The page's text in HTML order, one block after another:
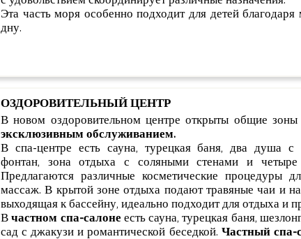
Эта часть моря особенно подходит для детей
дну.
ОЗДОРОВИТЕЛЬНЫЙ ЦЕНТР
В новом оздоровительном центре открыты общие
эксклюзивным обслуживанием.
В спа-центре есть сауна, турецкая баня, два душа с
фонтан, зона отдыха с соляными стенами и четыре
Предлагаются различные косметические процедуры
массаж. В крытой зоне отдыха подают травяные чаи и
выходящая к бассейну, идеально подходит для отдыха и
Вчастном спа-салоне есть сауна, турецкая баня,
сад с джакузи и романтической беседкой. Частный спа-